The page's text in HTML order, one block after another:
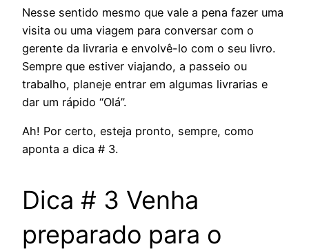
Nesse sentido mesmo que vale a pena fazer uma
visita ou uma viagem para conversar com o
gerente da livraria e envolvê-lo com o seu livro.
Sempre que estiver viajando, a passeio ou
trabalho, planeje entrar em algumas livrarias e
dar um rápido “Olá”.
Ah! Por certo, esteja pronto, sempre, como
aponta a dica # 3.
Dica # 3 Venha
preparado para o